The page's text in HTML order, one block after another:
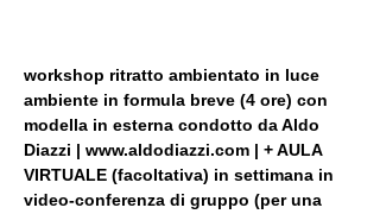
workshop ritratto ambientato in luce
ambiente in formula breve (4 ore) con
modella in esterna condotto da Aldo
Diazzi | www.aldodiazzi.com | + AULA
VIRTUALE (facoltativa) in settimana in
video-conferenza di gruppo (per una